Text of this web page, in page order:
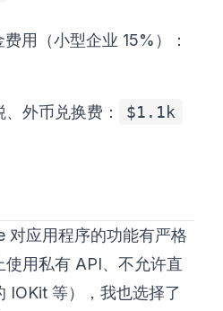
用（小型企业 15%）：
外币兑换费： $1.1k
对应用程序的功能有严格
使用私有 API、不允许直
IOKit 等），我也选择了